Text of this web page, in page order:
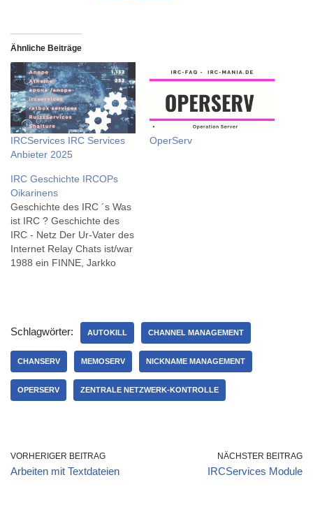
Ähnliche Beiträge
IRCServices IRC Services
Anbieter 2025
OperServ
IRC Geschichte IRCOPs
Oikarinens
Geschichte des IRC ´s Was
ist IRC ? Geschichte des
IRC - Netz Der Ur-Vater des
Internet Relay Chats ist/war
1988 ein FINNE, Jarkko
kleines Kommunikation-
System fürs lokale Uni-Netz.
Die Verbreitung des Netzes
ging sehr rasch.…
Schlagwörter: AUTOKILL CHANNEL MANAGEMENT
CHANSERV MEMOSERV NICKNAME MANAGEMENT
OPERSERV ZENTRALE NETZWERK-KONTROLLE
VORHERIGER BEITRAG
Arbeiten mit Textdateien
NÄCHSTER BEITRAG
IRCServices Module